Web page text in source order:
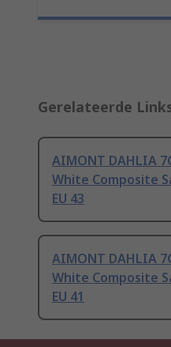
Gerelateerde
AIMONT DAHLIA
White Composite
EU 43
AIMONT DAHLIA
White Composite
EU 41